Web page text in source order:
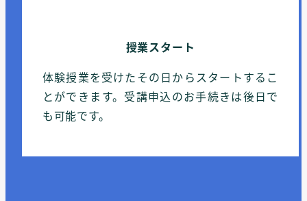
授業スタート
体験授業を受けたその日からスタートするこ
とができます。受講申込のお手続きは後日で
も可能です。